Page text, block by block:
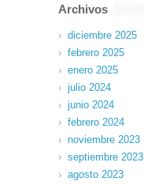
Archivos
diciembre 2025
febrero 2025
enero 2025
julio 2024
junio 2024
febrero 2024
noviembre 2023
septiembre 2023
agosto 2023